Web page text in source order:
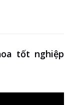
tốt nghiệp